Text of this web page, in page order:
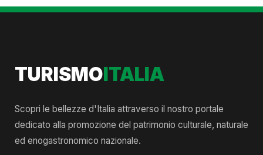
TURISMOITALIA
Scopri le bellezze d'Italia attraverso il nostro portale
dedicato alla promozione del patrimonio culturale, naturale
ed enogastronomico nazionale.